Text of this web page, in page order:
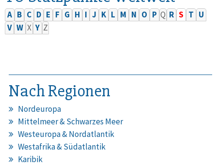
A B C D E F G H I J K L M N O P Q R S T U
V W X Y Z
Nach Regionen
Nordeuropa
Mittelmeer & Schwarzes Meer
Westeuropa & Nordatlantik
Westafrika & Südatlantik
Karibik